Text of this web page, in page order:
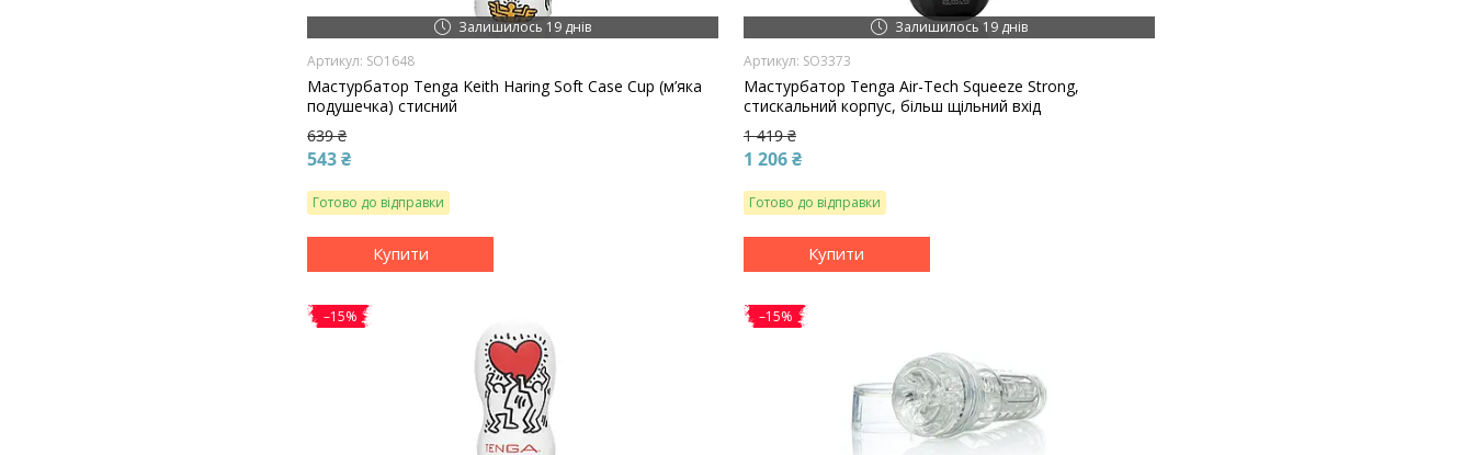
Залишилось 19 днів
SO1648
Мастурбатор Tenga Keith Haring Soft Case Cup (м’яка
подушечка) стисний
639 ₴
543 ₴
Готово до відправки
Купити
Залишилось 19 днів
SO3373
Мастурбатор Tenga Air-Tech Squeeze Strong,
стискальний корпус, більш щільний вхід
1 419 ₴
1 206 ₴
Готово до відправки
Купити
–15% –15%